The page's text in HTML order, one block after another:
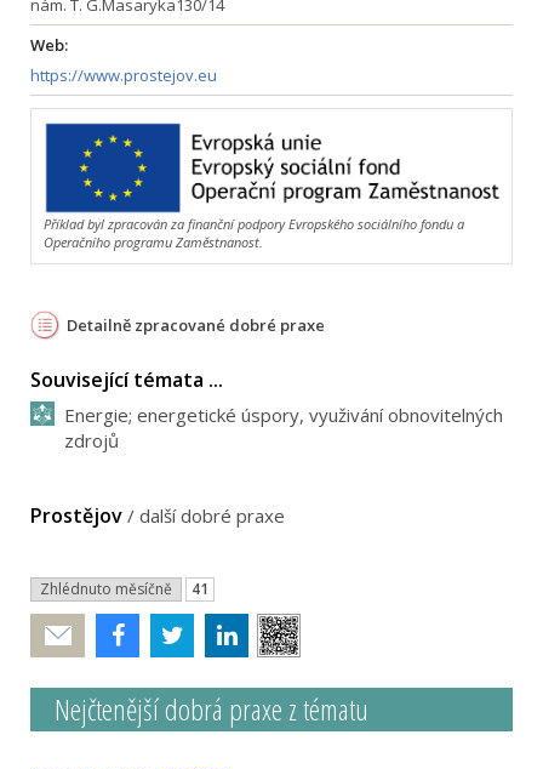
Web:
https://www.prostejov.eu
Příklad byl zpracován za finanční podpory Evropského sociálního fondu a
Operačního programu Zaměstnanost.
Detailně zpracované dobré praxe
Související témata ...
Energie; energetické úspory, využivání obnovitelných
zdrojů
Prostějov / další dobré praxe
Zhlédnuto měsíčně 41
Poslat
Nejčtenější dobrá praxe z tématu